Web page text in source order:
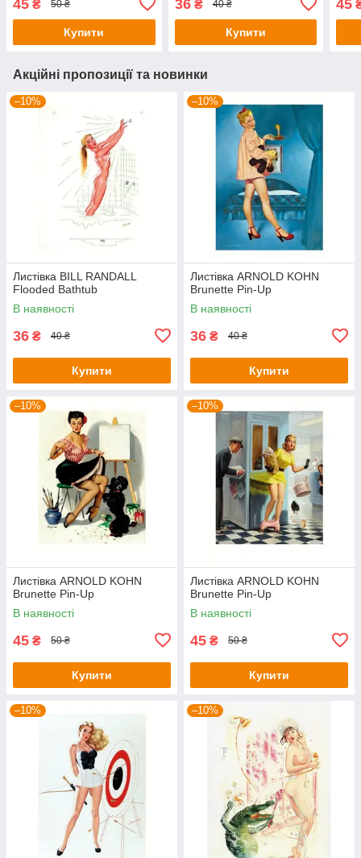
45 ₴ 50 ₴
Купити
36₴ 40 ₴
Купити
45
Акційні пропозиції та новинки
–10%
Листівка BILL RANDALL
Flooded Bathtub
В наявності
36 ₴ 40 ₴
Купити
–10%
Листівка ARNOLD KOHN
Brunette Pin-Up
В наявності
36 ₴ 40 ₴
Купити
–10%
Листівка ARNOLD KOHN
Brunette Pin-Up
В наявності
45 ₴ 50 ₴
Купити
–10%
Листівка ARNOLD KOHN
Brunette Pin-Up
В наявності
45 ₴ 50 ₴
Купити
–10% –10%